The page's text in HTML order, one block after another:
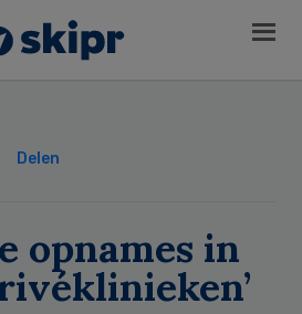
Delen
opnames in